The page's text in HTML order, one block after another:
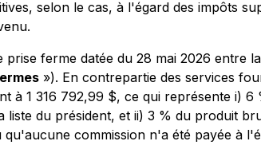
selon le cas, à l'égard des impôts
ferme datée du 28 mai 2026 entre
»). En contrepartie des services
à 1 316 792,99 $, ce qui représente i)
du président, et ii) 3 % du produit
commission n'a été payée à